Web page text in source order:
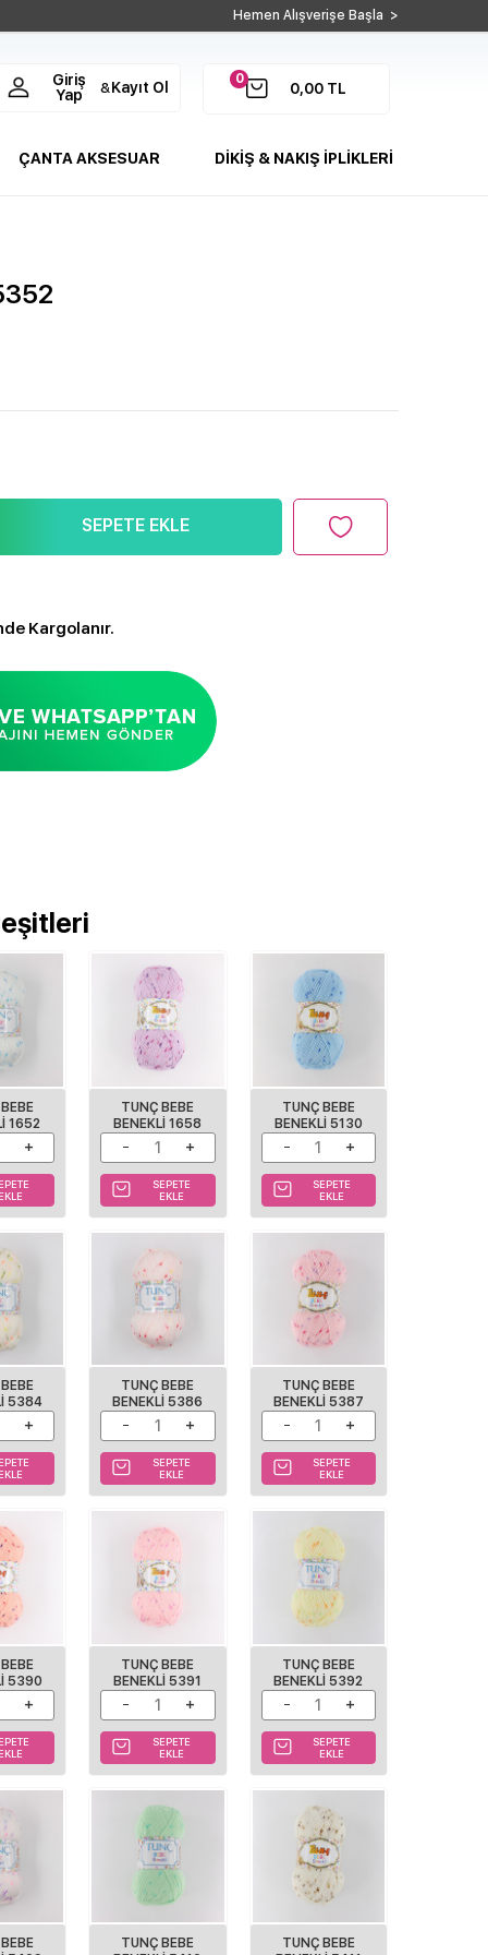
Hemen Alışverişe Başla >
0
0,00 TL
Giriş
Yap
& Kayıt Ol
ÇANTA AKSESUAR DİKİŞ & NAKIŞ İPLİKLERİ
SEPETE EKLE
Kargolanır.
1652
EKLE
TUNÇ BEBE
BENEKLI 1658
SEPETE
EKLE
TUNÇ BEBE
BENEKLI 5130
SEPETE
EKLE
5384
EKLE
TUNÇ BEBE
BENEKLI 5386
SEPETE
EKLE
TUNÇ BEBE
BENEKLI 5387
SEPETE
EKLE
5390
EKLE
TUNÇ BEBE
BENEKLI 5391
SEPETE
EKLE
TUNÇ BEBE
BENEKLI 5392
SEPETE
EKLE
TUNÇ BEBE
TUNÇ BEBE